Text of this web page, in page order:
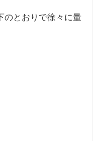
のとおりで徐々に量